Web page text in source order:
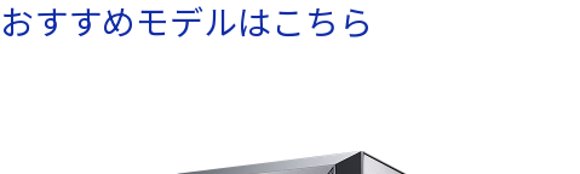
おすすめモデルはこちら